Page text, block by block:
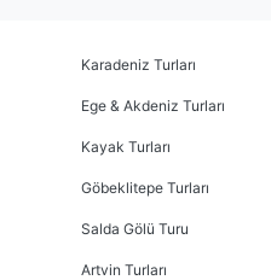
Karadeniz Turları
Ege & Akdeniz Turları
Kayak Turları
Göbeklitepe Turları
Salda Gölü Turu
Artvin Turları